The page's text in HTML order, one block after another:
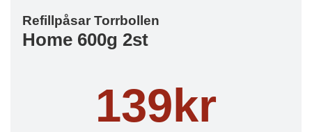
Refillpåsar Torrbollen
Home 600g 2st
139kr